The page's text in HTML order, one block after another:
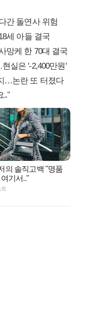
간 돌연사 위험
세 아들 결국
망케 한 70대 결국
실은 '-2,400만원'
…논란 또 터졌다
.."
의 솔직고백 "명품
기서.."
트